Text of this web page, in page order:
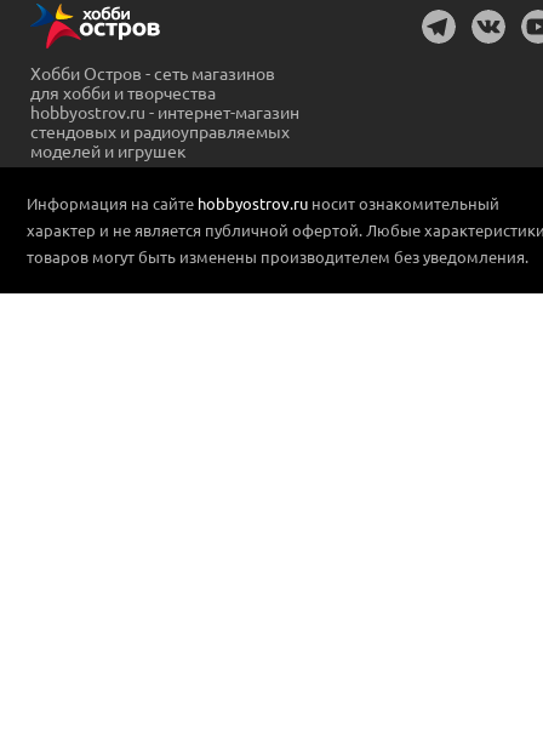
Хобби Остров - сеть магазинов
для хобби и творчества
hobbyostrov.ru - интернет-магазин
стендовых и радиоуправляемых
моделей и игрушек
Информация на сайте hobbyostrov.ru носит ознакомительный
характер и не является публичной офертой. Любые
товаров могут быть изменены производителем без уведомления.